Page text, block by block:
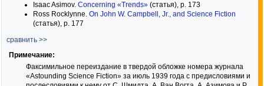
Isaac Asimov. Concerning «Trends» (статья), p. 173
Ross Rocklynne. On John W. Campbell, Jr., and Science Fiction
(статья), p. 177
сравнить >>
Примечание:
Факсимильное переиздание в твердой обложке номера журнала
«Astounding Science Fiction» за июль 1939 года с предисловиями и